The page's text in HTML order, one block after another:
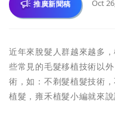
推廣新聞稿 Oct
近年來脫髮人群越來越多
些常見的毛髮移植技術以
術，如：不剃髮植髮技術
植髮，雍禾植髮小編就來